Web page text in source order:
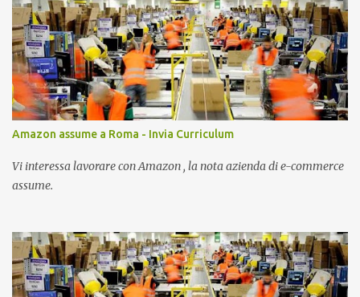
Amazon assume a Roma - Invia Curriculum
Vi interessa lavorare con Amazon , la nota azienda di e-commerce
assume.